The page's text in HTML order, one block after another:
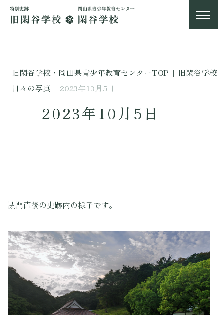
旧閑谷学校・岡山県青少年教育センターTOP | 旧閑谷学校
日々の写真 | 2023年10月5日
2023年10月5日
閉門直後の史跡内の様子です。